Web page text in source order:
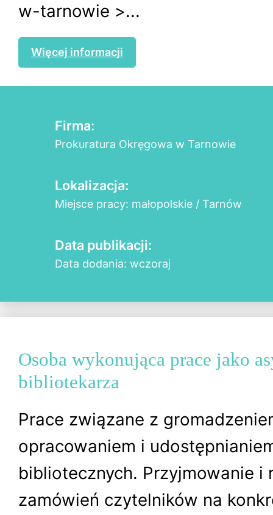
w-tarnowie >...
Więcej informacji
Firma:
Prokuratura Okręgowa w Tarnowie
Lokalizacja:
Miejsce pracy: małopolskie / Tarnów
Data publikacji:
Data dodania: wczoraj
Osoba wykonująca prace jako
bibliotekarza
Prace związane z
opracowaniem i
bibliotecznych. Przyjmowanie i
zamówień czytelników na